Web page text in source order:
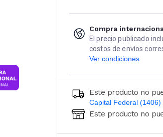
Compra
El precio publicado
costos de envíos
Ver condiciones
Este producto no
Capital Federal (1406)
Ingresá código postal
Este producto no